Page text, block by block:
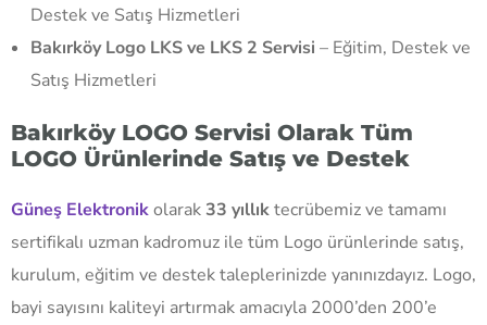
Destek ve Satış Hizmetleri
Bakırköy Logo LKS ve LKS 2 Servisi – Eğitim, Destek ve
Satış Hizmetleri
Bakırköy LOGO Servisi Olarak Tüm
LOGO Ürünlerinde Satış ve Destek
Güneş Elektronikolarak33 yıllıktecrübemiz ve tamamı
sertifikalı uzman kadromuz ile tüm Logo ürünlerinde satış,
kurulum, eğitim ve destek taleplerinizde yanınızdayız. Logo,
bayi sayısını kaliteyi artırmak amacıyla 2000’den 200’e